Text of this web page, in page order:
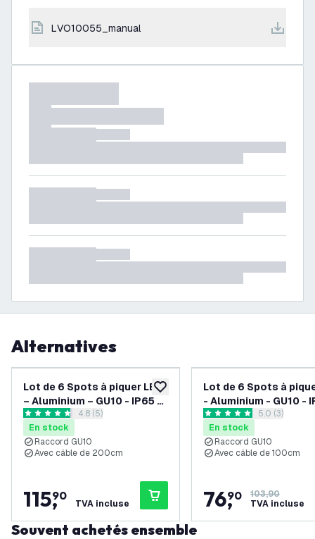
LVO10055_manual
Alternatives
ajouter à la liste de souhaits
Lot de 6 Spots à piquer LED
– Aluminium – GU10 - IP65 -
Câble 2M - Noirouvrir le tiroir des avis
4.8 étoiles de notation
4.8 (5)
En stock
Raccord GU10
Avec câble de 200cm
115,
90
TVA incluse
Lot de 6 Spots à
- Aluminium - GU10 -
Câble 1M - Noir
ouvrir le
5 étoiles de notation
5.0 (3)
En stock
Raccord GU10
Avec câble de 100cm
76,
90
103,90
TVA incluse
Souvent achetés ensemble